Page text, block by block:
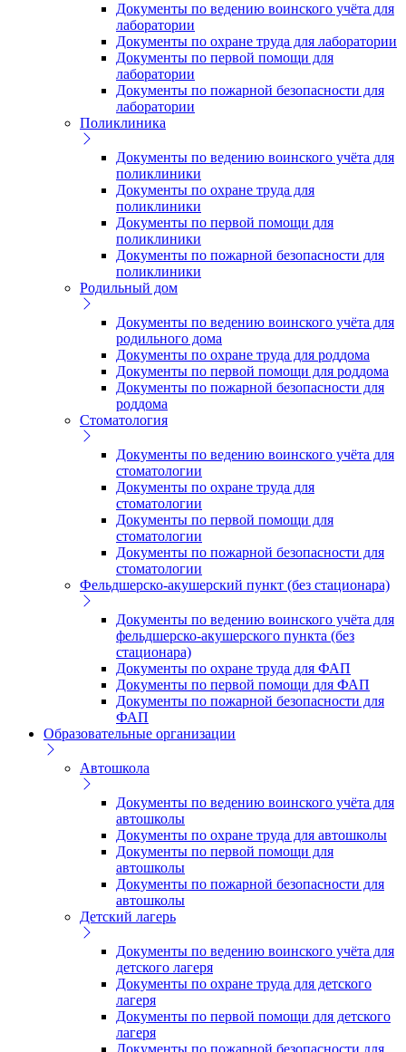
Документы по ведению воинского учёта для
лаборатории
Документы по охране труда для лаборатории
Документы по первой помощи для
лаборатории
Документы по пожарной безопасности для
лаборатории
Поликлиника
Документы по ведению воинского учёта для
поликлиники
Документы по охране труда для
поликлиники
Документы по первой помощи для
поликлиники
Документы по пожарной безопасности для
поликлиники
Родильный дом
Документы по ведению воинского учёта для
родильного дома
Документы по охране труда для роддома
Документы по первой помощи для роддома
Документы по пожарной безопасности для
роддома
Стоматология
Документы по ведению воинского учёта для
стоматологии
Документы по охране труда для
стоматологии
Документы по первой помощи для
стоматологии
Документы по пожарной безопасности для
стоматологии
Фельдшерско-акушерский пункт (без стационара)
Документы по ведению воинского учёта для
фельдшерско-акушерского пункта (без
стационара)
Документы по охране труда для ФАП
Документы по первой помощи для ФАП
Документы по пожарной безопасности для
ФАП
Образовательные организации
Автошкола
Документы по ведению воинского учёта для
автошколы
Документы по охране труда для автошколы
Документы по первой помощи для
автошколы
Документы по пожарной безопасности для
автошколы
Детский лагерь
Документы по ведению воинского учёта для
детского лагеря
Документы по охране труда для детского
лагеря
Документы по первой помощи для детского
лагеря
Документы по пожарной безопасности для